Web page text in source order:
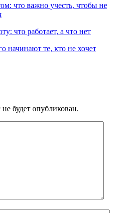
что важно учесть, чтобы не
что работает, а что нет
начинают те, кто не хочет
будет опубликован.